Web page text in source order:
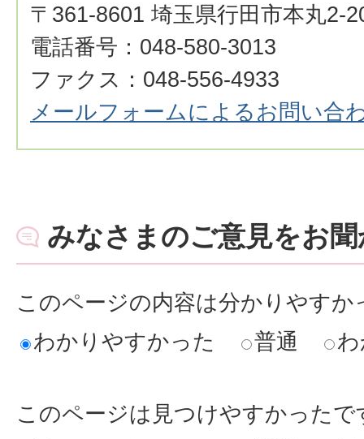
〒361-8601 埼玉県行田市本丸2-
電話番号：048-580-3013
ファクス：048-556-4933
メールフォームによるお問い合
みなさまのご意見をお
このページの内容は分かりやすか
わかりやすかった
普通
このページは見つけやすかったで